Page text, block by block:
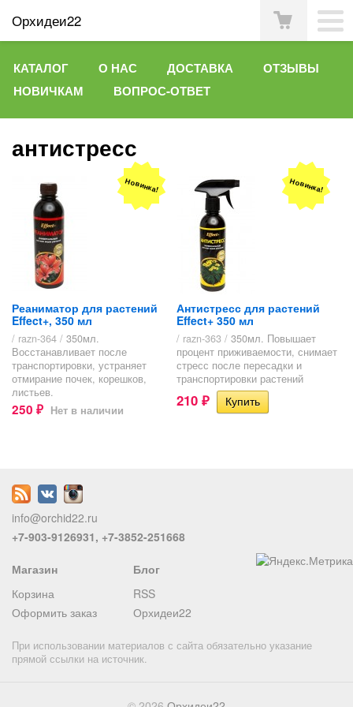
Орхидеи22
КАТАЛОГ О НАС ДОСТАВКА
ОТЗЫВЫ
НОВИЧКАМ
ВОПРОС-ОТВЕТ
антистресс
Новинка!
Реаниматор для растений
Effect+, 350 мл
/ razn-364 / 350мл.
Восстанавливает после
транспортировки, устраняет
отмирание почек, корешков,
листьев.
250 ₽ Нет в наличии
Новинка!
Антистресс для растений
Effect+ 350 мл
/ razn-363 / 350мл. Повышает
процент приживаемости, снимает
стресс после пересадки и
транспортировки растений
210 ₽
info@orchid22.ru
+7-903-9126931, +7-3852-251668
Магазин
Корзина
Оформить заказ
Блог
RSS
Орхидеи22
При использовании материалов с сайта обязательно указание
прямой ссылки на источник.